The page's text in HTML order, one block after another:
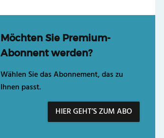
Möchten Sie Premium-
Abonnent werden?
Wählen Sie das Abonnement, das zu
Ihnen passt.
HIER GEHT’S ZUM ABO